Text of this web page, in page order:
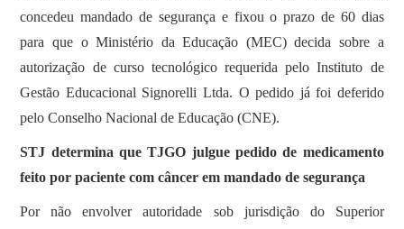
concedeu mandado de segurança e fixou o prazo de 60 dias
para que o Ministério da Educação (MEC) decida sobre a
autorização de curso tecnológico requerida pelo Instituto de
Gestão Educacional Signorelli Ltda. O pedido já foi deferido
pelo Conselho Nacional de Educação (CNE).
STJ determina que TJGO julgue pedido de medicamento
feito por paciente com câncer em mandado de segurança
Por não envolver autoridade sob jurisdição do Superior